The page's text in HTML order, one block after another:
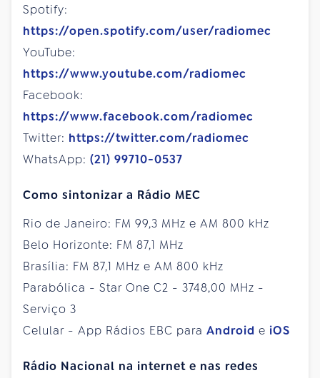
Spotify:
https://open.spotify.com/user/radiomec
YouTube:
https://www.youtube.com/radiomec
Facebook:
https://www.facebook.com/radiomec
Twitter: https://twitter.com/radiomec
WhatsApp: (21) 99710-0537
Como sintonizar a Rádio MEC
Rio de Janeiro: FM 99,3 MHz e AM 800 kHz
Belo Horizonte: FM 87,1 MHz
Brasília: FM 87,1 MHz e AM 800 kHz
Parabólica - Star One C2 - 3748,00 MHz -
Serviço 3
Celular - App Rádios EBC para Android e iOS
Rádio Nacional na internet e nas redes